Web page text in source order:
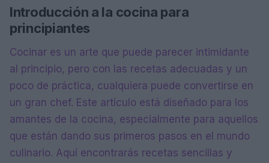
Introducción a la cocina para
principiantes
Cocinar es un arte que puede parecer intimidante
al principio, pero con las recetas adecuadas y un
poco de práctica, cualquiera puede convertirse en
un gran chef. Este artículo está diseñado para los
amantes de la cocina, especialmente para aquellos
que están dando sus primeros pasos en el mundo
culinario. Aquí encontrarás recetas sencillas y